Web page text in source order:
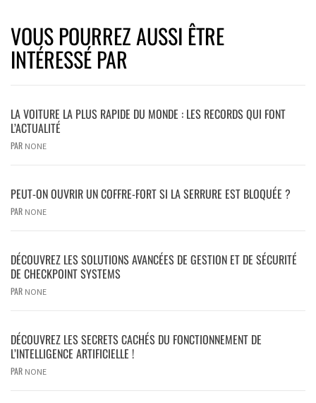
VOUS POURREZ AUSSI ÊTRE
INTÉRESSÉ PAR
LA VOITURE LA PLUS RAPIDE DU MONDE : LES RECORDS QUI FONT
L’ACTUALITÉ
PAR NONE
PEUT-ON OUVRIR UN COFFRE-FORT SI LA SERRURE EST BLOQUÉE ?
PAR NONE
DÉCOUVREZ LES SOLUTIONS AVANCÉES DE GESTION ET DE SÉCURITÉ
DE CHECKPOINT SYSTEMS
PAR NONE
DÉCOUVREZ LES SECRETS CACHÉS DU FONCTIONNEMENT DE
L’INTELLIGENCE ARTIFICIELLE !
PAR NONE